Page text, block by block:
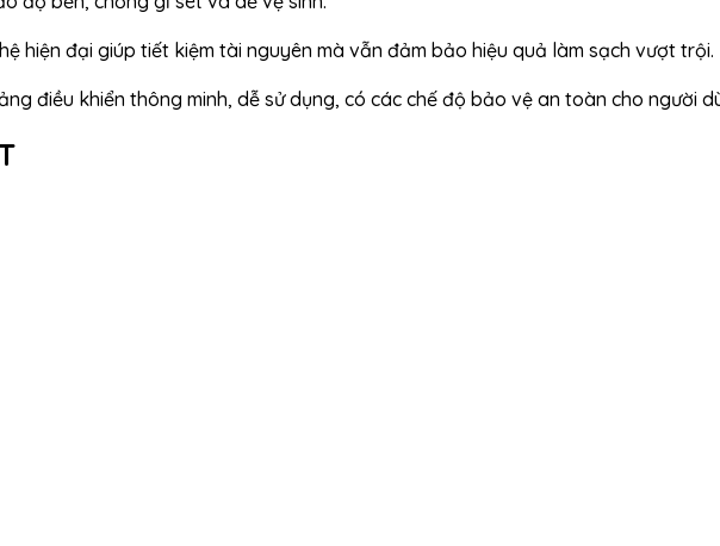
hiện đại giúp tiết kiệm tài nguyên mà vẫn đảm bảo hiệu quả làm sạch vượt trội.
điều khiển thông minh, dễ sử dụng, có các chế độ bảo vệ an toàn cho người